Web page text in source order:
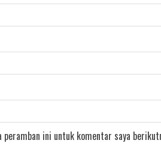
ini untuk komentar saya